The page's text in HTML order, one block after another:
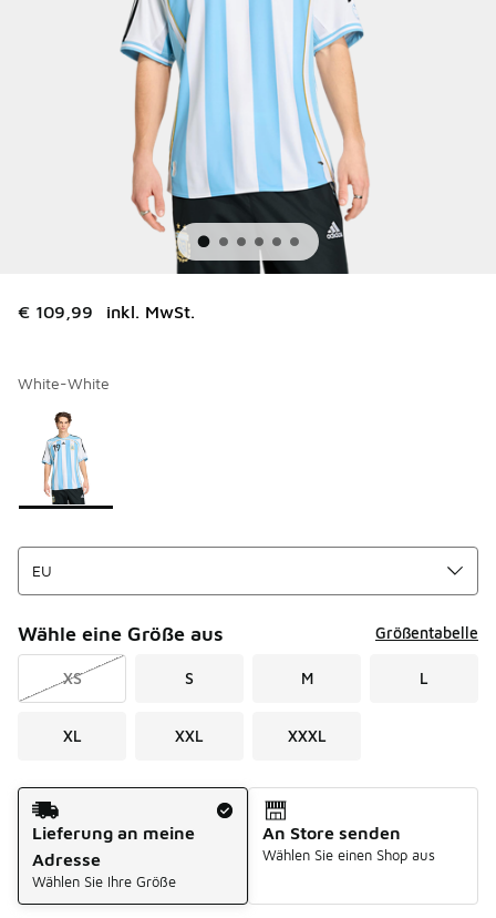
€ 109,99 inkl. MwSt.
White-White
Seite 1 von 1 zeigt die Farben 1 bis 1 von 1 an.
Bitte wählen Sie einen Stil aus
Wähle eine Größe aus Größentabelle
XS S M L
XL XXL XXXL
Versandart
Lieferung an meine
Adresse
Wählen Sie Ihre Größe
An Store senden
Wählen Sie einen Shop aus